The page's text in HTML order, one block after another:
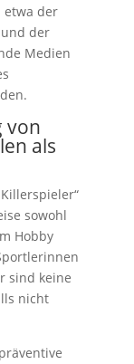
etwa der
der
Medien
von
als
sowohl
Hobby
sind keine
nicht